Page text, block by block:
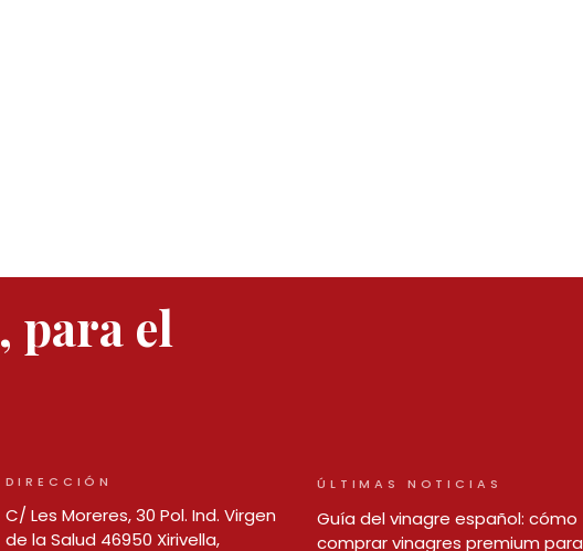
, para el
DIRECCIÓN
C/ Les Moreres, 30 Pol. Ind. Virgen
de la Salud 46950 Xirivella,
ÚLTIMAS NOTICIAS
Guía del vinagre español: cómo
comprar vinagres premium para